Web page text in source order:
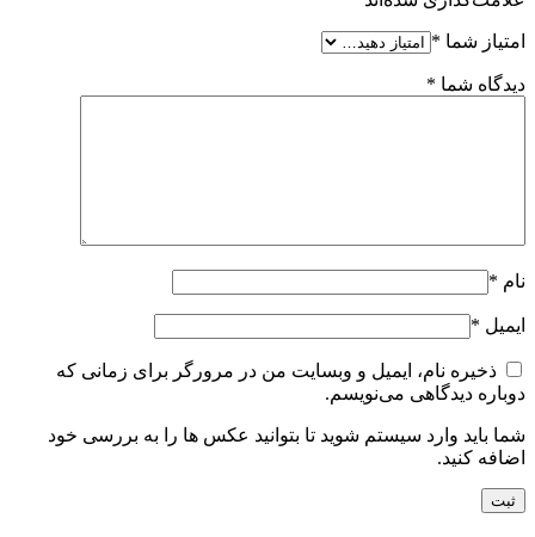
امتیاز شما *
دیدگاه شما *
نام *
ایمیل *
ذخیره نام، ایمیل و وبسایت من در مرورگر برای زمانی که
دوباره دیدگاهی می‌نویسم.
شما باید وارد سیستم شوید تا بتوانید عکس ها را به بررسی خود
اضافه کنید.